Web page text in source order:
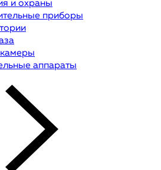
и охраны
приборы
аппараты